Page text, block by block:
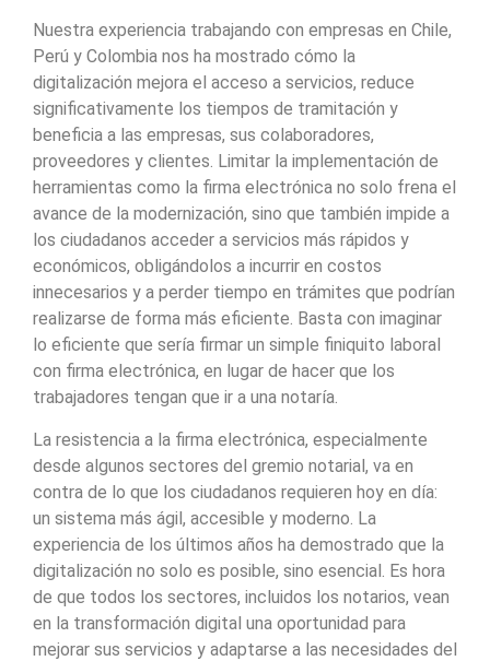
Nuestra experiencia trabajando con empresas en Chile,
Perú y Colombia nos ha mostrado cómo la
digitalización mejora el acceso a servicios, reduce
significativamente los tiempos de tramitación y
beneficia a las empresas, sus colaboradores,
proveedores y clientes. Limitar la implementación de
herramientas como la firma electrónica no solo frena el
avance de la modernización, sino que también impide a
los ciudadanos acceder a servicios más rápidos y
económicos, obligándolos a incurrir en costos
innecesarios y a perder tiempo en trámites que podrían
realizarse de forma más eficiente. Basta con imaginar
lo eficiente que sería firmar un simple finiquito laboral
con firma electrónica, en lugar de hacer que los
trabajadores tengan que ir a una notaría.
La resistencia a la firma electrónica, especialmente
desde algunos sectores del gremio notarial, va en
contra de lo que los ciudadanos requieren hoy en día:
un sistema más ágil, accesible y moderno. La
experiencia de los últimos años ha demostrado que la
digitalización no solo es posible, sino esencial. Es hora
de que todos los sectores, incluidos los notarios, vean
en la transformación digital una oportunidad para
mejorar sus servicios y adaptarse a las necesidades del